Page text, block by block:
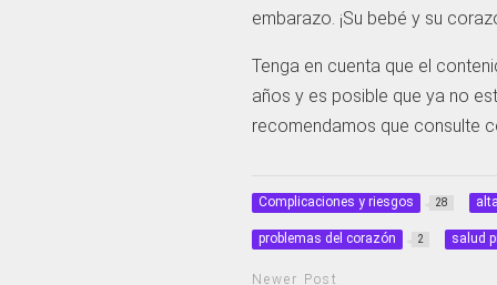
embarazo. ¡Su bebé y su
Tenga en cuenta que el
años y es posible que ya no
recomendamos que consulte
Complicaciones y riesgos 28
problemas del corazón 2 salud
Newer Post